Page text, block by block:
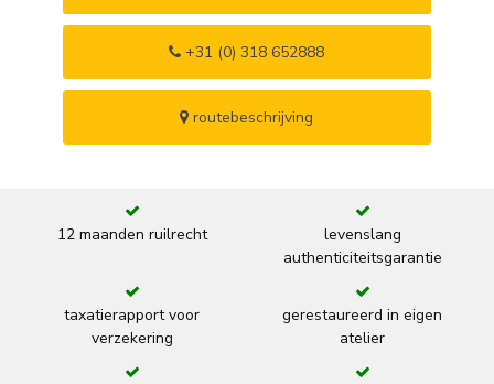
+31 (0) 318 652888
routebeschrijving
12 maanden ruilrecht
levenslang
authenticiteitsgarantie
taxatierapport voor
verzekering
gerestaureerd in eigen
atelier